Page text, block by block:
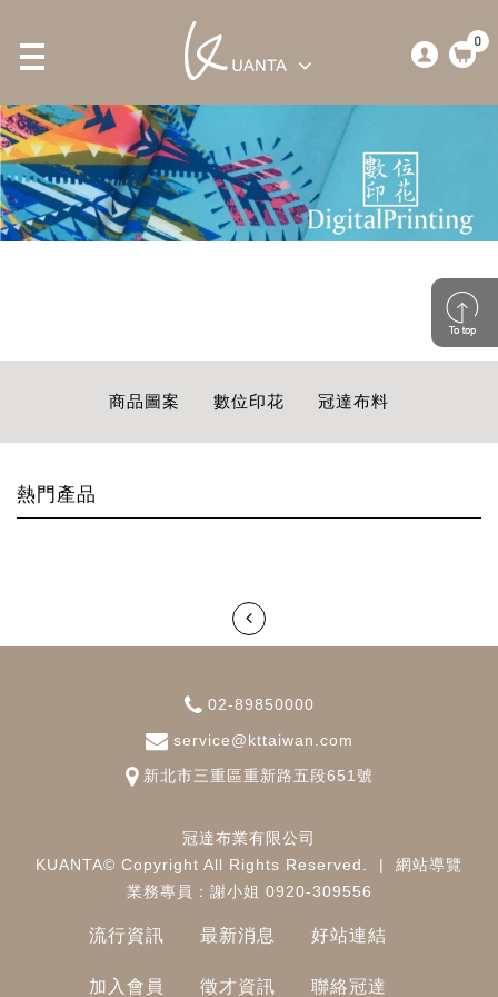
0
商品圖案 數位印花 冠達布料
熱門產品
02-89850000
service@kttaiwan.com
新北市三重區重新路五段651號
冠達布業有限公司
KUANTA© Copyright All Rights Reserved.
| 網站導覽
業務專員：謝小姐 0920-309556
流行資訊 最新消息 好站連結
加入會員 徵才資訊 聯絡冠達